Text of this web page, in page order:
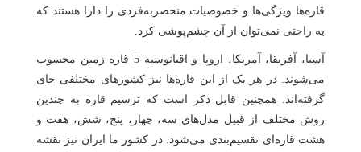
قاره‌ها ویژگی‌ها و خصوصیات منحصربه‌فردی را دارا هستند که
به راحتی نمی‌توان از آن چشم‌پوشی کرد.
آسیا، آفریقا، آمریکا، اروپا و اقیانوسیه 5 قاره زمین محسوب
می‌شوند. در هر یک از این قاره‌ها نیز کشورهای مختلفی جای
گرفته‌اند. همچنین قابل ذکر است که ترسیم قاره به چندین
روش مختلف از قبیل مدل‌های سه، چهار، پنج، شش، هفت و
هشت قاره‌ای تقسیم‌بندی می‌شود. در کشور ما ایران نیز نقشه